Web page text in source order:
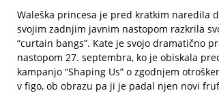
Waleška princesa je pred kratkim naredila
svojim zadnjim javnim nastopom razkrila
“curtain bangs”. Kate je svojo dramatično
nastopom 27. septembra, ko je obiskala
kampanjo “Shaping Us” o zgodnjem
v figo, ob obrazu pa ji je padal njen novi